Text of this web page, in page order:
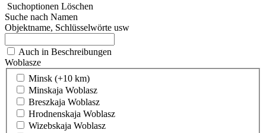
Suchoptionen Löschen
Suche nach Namen
Objektname, Schlüsselwörte usw
Auch in Beschreibungen
Woblasze
Minsk (+10 km)
Minskaja Woblasz
Breszkaja Woblasz
Hrodnenskaja Woblasz
Wizebskaja Woblasz